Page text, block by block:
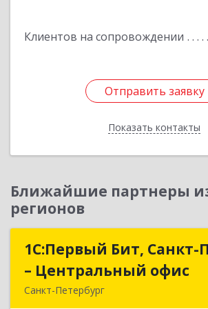
Клиентов на сопровождении
Отправить заявку
Показать контакты
Отправить заявку
Назад
Ближайшие партнеры
регионов
1С:Первый Бит, Санкт-
– Центральный офис
Санкт-Петербург
1С:Первый Бит, Санкт-
–